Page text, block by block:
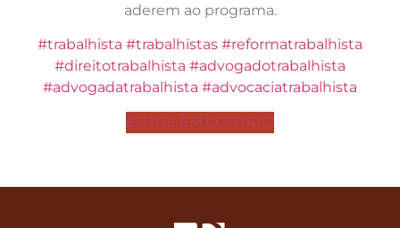
aderem ao programa.
#trabalhista #trabalhistas #reformatrabalhista
#direitotrabalhista #advogadotrabalhista
#advogadatrabalhista #advocaciatrabalhista
ENTRE EM CONTATO